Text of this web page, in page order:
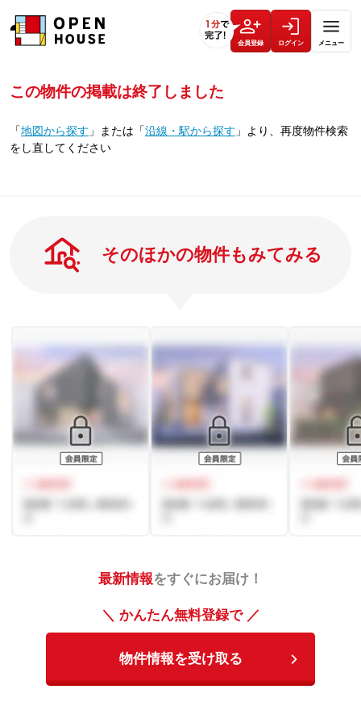
会員登録 ログイン メニュー
この物件の掲載は終了しました
「地図から探す 」 または 「沿線・駅から探す 」 より、再度物件検索
をし直してください
そのほかの物件もみてみる
最新情報をすぐにお届け！
＼ かんたん無料登録で ／
物件情報を受け取る